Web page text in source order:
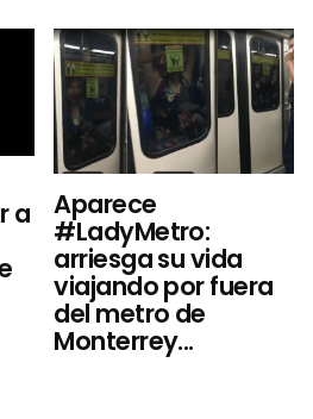
a Aparece
#LadyMetro:
arriesga su vida
viajando por fuera
del metro de
Monterrey...